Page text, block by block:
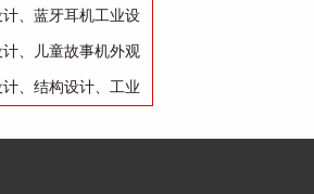
、蓝牙耳机工业设
、儿童故事机外观
设计
、结构设计、工业